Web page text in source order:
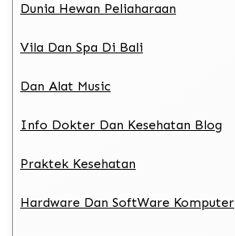
Dunia Hewan Peliaharaan
Vila Dan Spa Di Bali
Dan Alat Music
Info Dokter Dan Kesehatan Blog
Praktek Kesehatan
Hardware Dan SoftWare Komputer